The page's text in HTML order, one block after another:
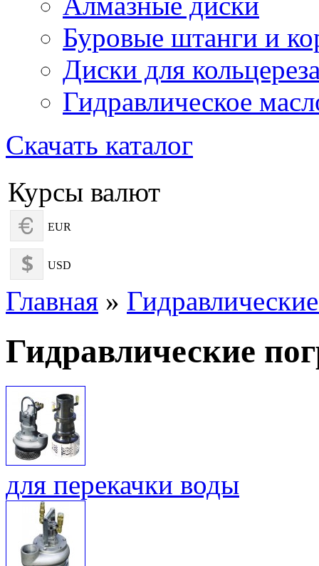
Буровые штанги и
Диски для
Гидравлическое
Скачать каталог
Курсы валют
EUR
USD
Главная »
Гидравлические
для перекачки воды